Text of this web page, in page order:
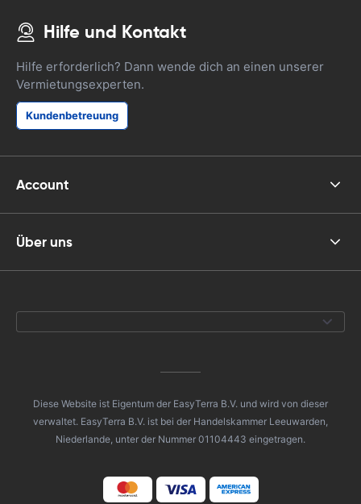
Hilfe und Kontakt
Hilfe erforderlich? Dann wende dich an einen unserer
Vermietungsexperten.
Kundenbetreuung
Account
Über uns
Diese Website ist Eigentum der EasyTerra B.V. und wird von dieser
verwaltet. EasyTerra B.V. ist bei der Handelskammer Leeuwarden,
Niederlande, unter der Nummer 01104443 eingetragen.